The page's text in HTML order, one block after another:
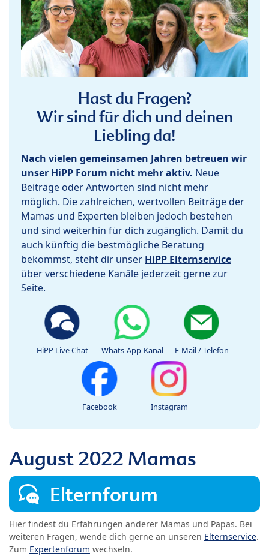
Hast du Fragen?
Wir sind für dich und deinen
Liebling da!
Nach vielen gemeinsamen Jahren betreuen wir
unser HiPP Forum nicht mehr aktiv. Neue
Beiträge oder Antworten sind nicht mehr
möglich. Die zahlreichen, wertvollen Beiträge der
Mamas und Experten bleiben jedoch bestehen
und sind weiterhin für dich zugänglich. Damit du
auch künftig die bestmögliche Beratung
bekommst, steht dir unser HiPP Elternservice
über verschiedene Kanäle jederzeit gerne zur
Seite.
HiPP Live Chat Whats-App-Kanal E-Mail / Telefon
Facebook Instagram
August 2022 Mamas
Elternforum
Hier findest du Erfahrungen anderer Mamas und Papas. Bei
weiteren Fragen, wende dich gerne an unseren Elternservice.
Zum Expertenforum wechseln.